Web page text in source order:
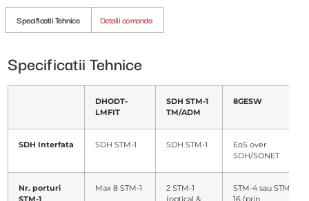
Specificatii Tehnice Detalii comanda
Specificatii Tehnice
DHODT-
LMFIT
SDH STM-1
TM/ADM
8GESW
SDH Interfata SDH STM-1 SDH STM-1
EoS over
SDH/SONET
Nr. porturi
Max 8 STM-1
2 STM-1
STM-4 sau STM-